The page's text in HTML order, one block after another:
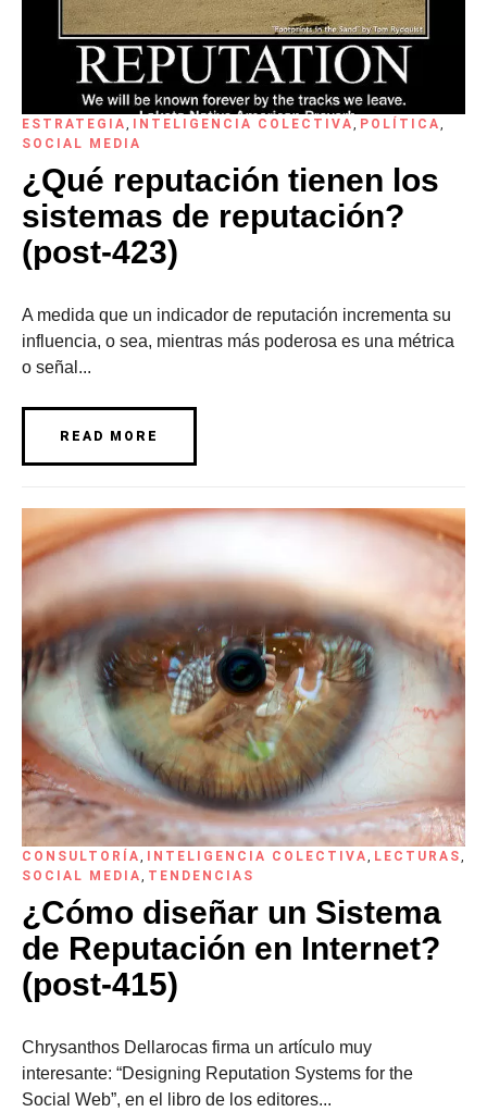
ESTRATEGIA, INTELIGENCIA COLECTIVA, POLÍTICA,
SOCIAL MEDIA
¿Qué reputación tienen los
sistemas de reputación?
(post-423)
A medida que un indicador de reputación incrementa su
influencia, o sea, mientras más poderosa es una métrica
o señal...
READ MORE
CONSULTORÍA, INTELIGENCIA COLECTIVA, LECTURAS,
SOCIAL MEDIA, TENDENCIAS
¿Cómo diseñar un Sistema
de Reputación en Internet?
(post-415)
Chrysanthos Dellarocas firma un artículo muy
interesante: “Designing Reputation Systems for the
Social Web”, en el libro de los editores...